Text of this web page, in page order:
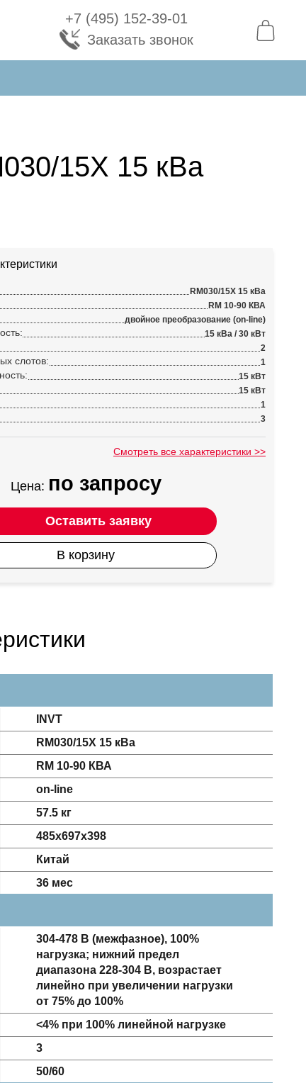
+7 (495) 152-39-01
Заказать звонок
15X 15 кВа
RM030/15X 15 кВа
RM 10-90 КВА
двойное преобразование (on-line)
15 кВа / 30 кВт
2
слотов: 1
15 кВт
15 кВт
1
3
Смотреть все характеристики >>
Цена: по запросу
Оставить заявку
В корзину
INVT
RM030/15X 15 кВа
RM 10-90 КВА
on-line
57.5 кг
485х697х398
Китай
36 мес
304-478 В (межфазное), 100%
нагрузка; нижний предел
диапазона 228-304 В, возрастает
линейно при увеличении нагрузки
от 75% до 100%
<4% при 100% линейной нагрузке
3
50/60